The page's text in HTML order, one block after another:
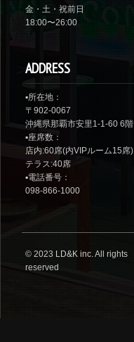
金・土・祝前日
18:00〜26:00
ADDRESS
▪️所在地：
〒902-0067
沖縄県那覇市安里1-1-60 6階
▪️座席数：
店内:60席(内VIPルーム15席)
テラス:40席
▪️電話番号：
098-866-1000
© 2023 LD&K inc.All rights
reserved